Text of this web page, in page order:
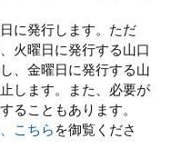
に発行します。ただ
火曜日に発行する山口
、金曜日に発行する山
します。また、必要が
ることもあります。
こちら を御覧くださ